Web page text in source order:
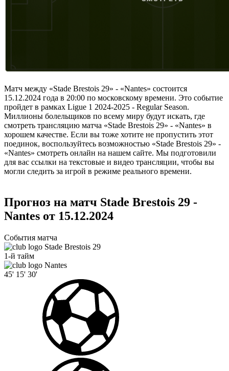
Матч между «Stade Brestois 29» - «Nantes» состоится
15.12.2024 года в 20:00 по московскому времени. Это событие
пройдет в рамках Ligue 1 2024-2025 - Regular Season.
Миллионы болельщиков по всему миру будут искать, где
смотреть трансляцию матча «Stade Brestois 29» - «Nantes» в
хорошем качестве. Если вы тоже хотите не пропустить этот
поединок, воспользуйтесь возможностью «Stade Brestois 29» -
«Nantes» смотреть онлайн на нашем сайте. Мы подготовили
для вас ссылки на текстовые и видео трансляции, чтобы вы
могли следить за игрой в режиме реального времени.
Прогноз на матч Stade Brestois 29 -
Nantes от 15.12.2024
События матча
Stade Brestois 29
1-й тайм
Nantes
45' 15' 30'